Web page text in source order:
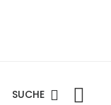
SUCHE